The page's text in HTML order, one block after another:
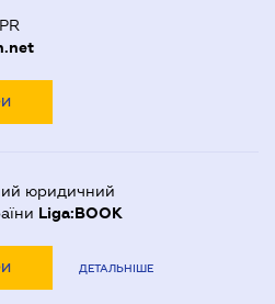
юридичний
Liga:BOOK
ДЕТАЛЬНІШЕ